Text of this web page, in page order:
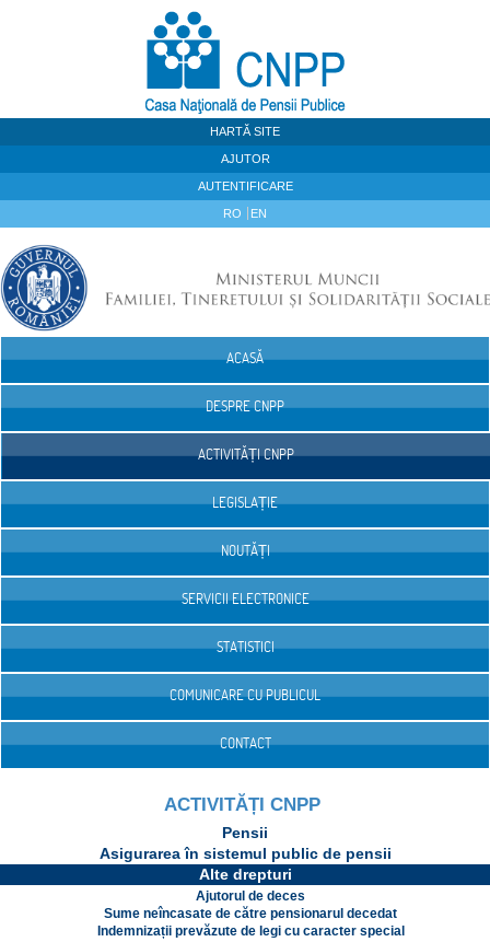
HARTĂ SITE
AJUTOR
AUTENTIFICARE
RO EN
ACASĂ
DESPRE CNPP
ACTIVITĂȚI CNPP
LEGISLAȚIE
NOUTĂȚI
SERVICII ELECTRONICE
STATISTICI
COMUNICARE CU PUBLICUL
CONTACT
ACTIVITĂȚI CNPP
Pensii
Asigurarea în sistemul public de pensii
Alte drepturi
Ajutorul de deces
Sume neîncasate de către pensionarul decedat
Indemnizații prevăzute de legi cu caracter special